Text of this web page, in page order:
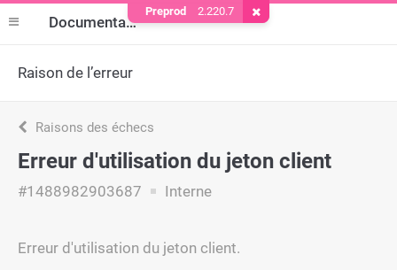
Documentation
Raison de l’erreur
Raisons des échecs
Erreur d'utilisation du jeton client
#1488982903687 Interne
Erreur d'utilisation du jeton client.
Preprod 2.220.7 Supprimer le cookie